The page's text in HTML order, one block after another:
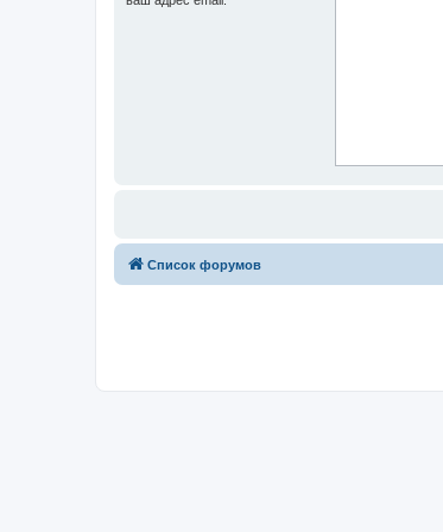
Список форумов